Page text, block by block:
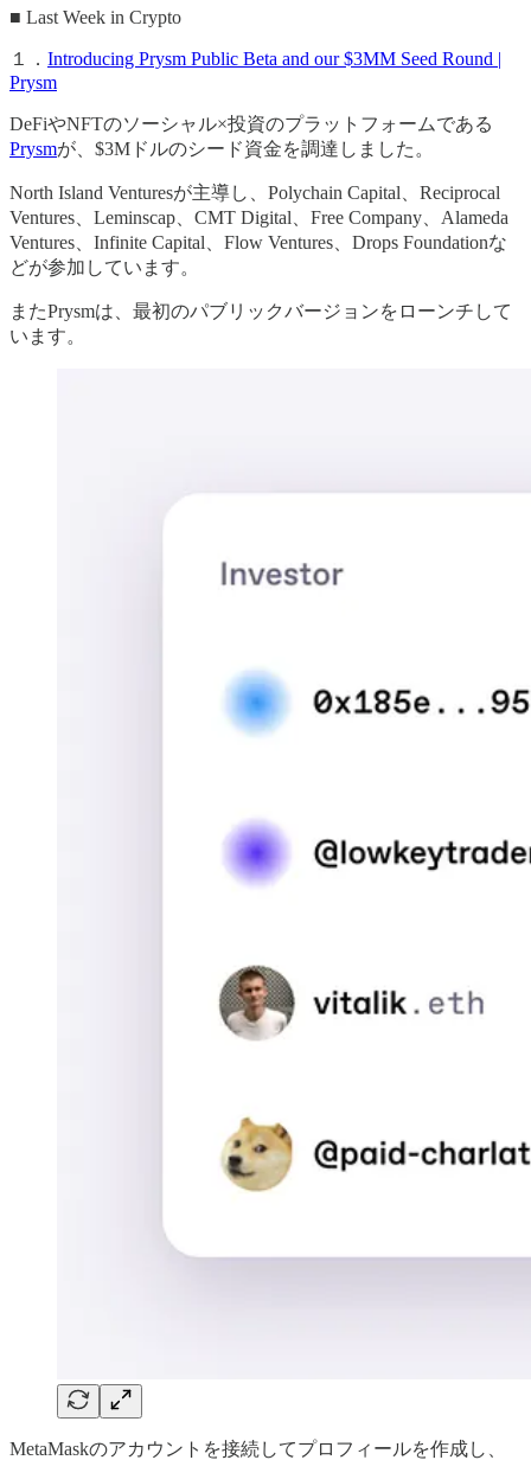
■ Last Week in Crypto
１． Introducing Prysm Public Beta and our $3MM Seed Round |
Prysm
DeFiやNFTのソーシャル×投資のプラットフォームである
Prysmが、$3Mドルのシード資金を調達しました。
North Island Venturesが主導し、Polychain Capital、Reciprocal
Ventures、Leminscap、CMT Digital、Free Company、Alameda
Ventures、Infinite Capital、Flow Ventures、Drops Foundationな
どが参加しています。
またPrysmは、最初のパブリックバージョンをローンチして
います。
MetaMaskのアカウントを接続してプロフィールを作成し、